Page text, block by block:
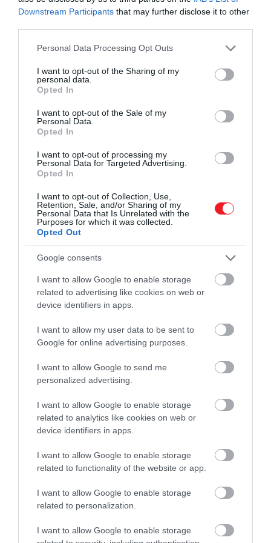
Downstream Participants that may further disclose it to other
Please note that this website/app uses one or more Google
not limited to your visit or usage behaviour. You may click to
grant or deny consent to Google and its third-party tags to
use your data for below specified purposes in below Google
consent section.
Personal Data Processing Opt Outs
I want to opt-out of the Sharing of my
personal data.
Opted In
I want to opt-out of the Sale of my
Personal Data.
Opted In
I want to opt-out of processing my
Personal Data for Targeted Advertising.
Opted In
I want to opt-out of Collection, Use,
Retention, Sale, and/or Sharing of my
Personal Data that Is Unrelated with the
Purposes for which it was collected.
Opted Out
Google consents
I want to allow Google to enable storage
related to advertising like cookies on web or
device identifiers in apps.
I want to allow my user data to be sent to
Google for online advertising purposes.
I want to allow Google to send me
personalized advertising.
I want to allow Google to enable storage
related to analytics like cookies on web or
device identifiers in apps.
I want to allow Google to enable storage
related to functionality of the website or app.
I want to allow Google to enable storage
related to personalization.
I want to allow Google to enable storage
De miért foglalnak le még mindig
utazásokat a megélhetési válság ellenére?
A folyamatosan emelkedő megélhetési költségek
miatti aggodalmak mellett szokatlannak tűnik,
előtérbe.
Az évek során az ügyfelek
hogy a nyaralás az egyik
utolsó dolog, amiről
lemondanak, még ha az
egyre rosszabb gazdasági
helyzetben szűkösebb is a
keretük
– mondta a brit utazási irodák szövetsége az
Euronewsnak
.
Ráadásul azok közül, akik már tervezik a nyaralást, a
többség azt válaszolta, hogy jövőre kétszer is el
szeretne utazni. A két legnépszerűbb utazási forma
a klasszikus tengerparti nyaralás és a családi
A World Travel Market adataiból az is kiderül, hogy a
napsütötte helyre foglaló britek közel fele azért
tette ezt, mert szeretne valamit, amire várni tud.
Nyitókép: Shutterstock